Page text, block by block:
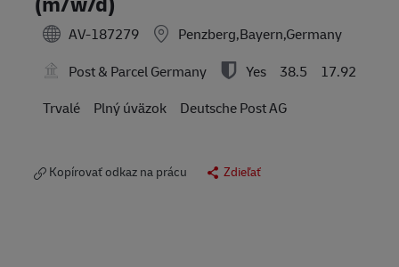
AV-187279
Penzberg,Bayern,Germany
Post & Parcel Germany
Yes 38.5
17.92
Trvalé
Plný úväzok Deutsche Post AG
Kopírovať odkaz na prácu Zdieľať